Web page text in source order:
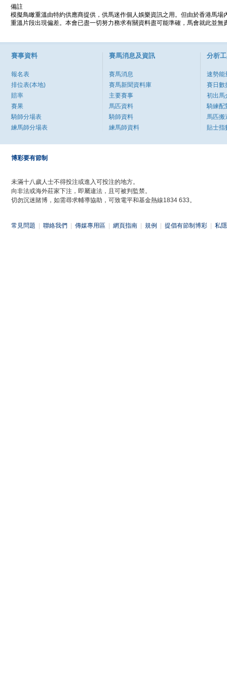
備註
模擬鳥瞰重溫由特約供應商提供，供馬迷作個人娛樂資訊之用。但由於香港馬
重溫片段出現偏差。本會已盡一切努力務求有關資料盡可能準確，馬會就此並
賽事資料
報名表
排位表(本地)
賠率
賽果
騎師分場表
練馬師分場表
賽馬消息及資訊
賽馬消息
賽馬新聞資料庫
主要賽事
馬匹資料
騎師資料
練馬師資料
分析
速勢能
賽日數
初出馬
騎練配
馬匹搬
貼士指
博彩要有節制
未滿十八歲人士不得投注或進入可投注的地方。
向非法或海外莊家下注，即屬違法，且可被判監禁。
切勿沉迷賭博，如需尋求輔導協助，可致電平和基金熱線1834 633。
常見問題 聯絡我們 傳媒專用區 網頁指南 規例 提倡有節制博彩 私